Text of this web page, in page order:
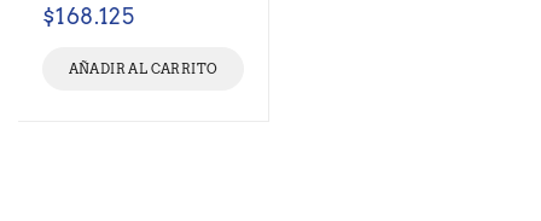
$168.125
AÑADIR AL CARRITO